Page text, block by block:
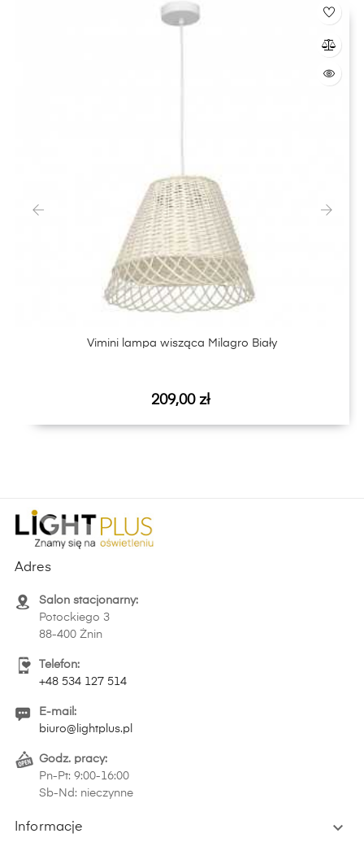
Vimini lampa wisząca Milagro Biały
Cena
209,00 zł
Adres
Salon stacjonarny:
Potockiego 3
88-400 Żnin
Telefon:
+48 534 127 514
E-mail:
biuro@lightplus.pl
Godz. pracy:
Pn-Pt: 9:00-16:00
Sb-Nd: nieczynne
Informacje 